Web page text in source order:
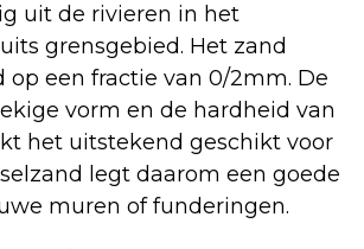
uit de rivieren in het
grensgebied. Het zand
op een fractie van 0/2mm. De
vorm en de hardheid van
het uitstekend geschikt voor
legt daarom een goede
muren of funderingen.